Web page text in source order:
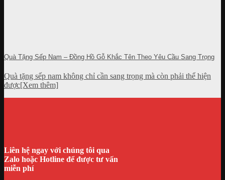
Quà Tặng Sếp Nam – Đồng Hồ Gỗ Khắc Tên Theo Yêu Cầu Sang Trọng
Quà tặng sếp nam không chỉ cần sang trọng mà còn phải thể hiện
được[Xem thêm]
Liên hệ ngay với chúng tôi qua
Zalo hoặc Hotline để được tư vấn
miễn phí